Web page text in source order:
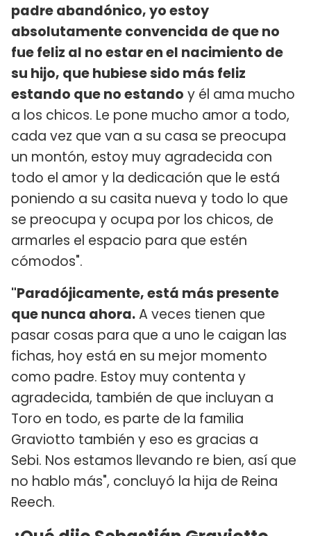
padre abandónico, yo estoy
absolutamente convencida de que no
fue feliz al no estar en el nacimiento de
su hijo, que hubiese sido más feliz
estando que no estando y él ama mucho
a los chicos. Le pone mucho amor a todo,
cada vez que van a su casa se preocupa
un montón, estoy muy agradecida con
todo el amor y la dedicación que le está
poniendo a su casita nueva y todo lo que
se preocupa y ocupa por los chicos, de
armarles el espacio para que estén
cómodos".
"Paradójicamente, está más presente
que nunca ahora.A veces tienen que
pasar cosas para que a uno le caigan las
fichas, hoy está en su mejor momento
como padre. Estoy muy contenta y
agradecida, también de que incluyan a
Toro en todo, es parte de la familia
Graviotto también y eso es gracias a
Sebi. Nos estamos llevando re bien, así que
no hablo más", concluyó la hija de Reina
Reech.